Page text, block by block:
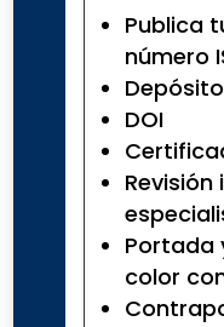
Publica
número
DOI
Revisión
Portada
color